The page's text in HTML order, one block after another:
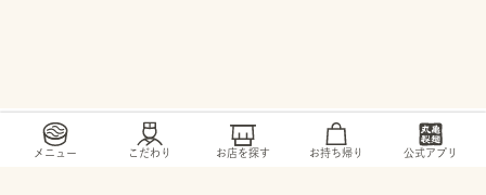
メニュー こだわり お店を探す お持ち帰り 公式アプリ
トップ / お店・ サービス / 松阪市